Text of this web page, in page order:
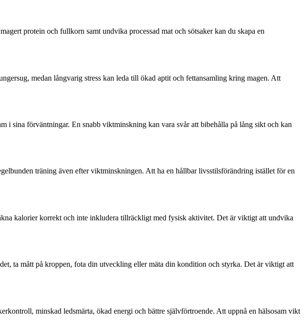
protein och fullkorn samt undvika processad mat och sötsaker kan du skapa en
medan långvarig stress kan leda till ökad aptit och fettansamling kring magen. Att
i sina förväntningar. En snabb viktminskning kan vara svår att bibehålla på lång sikt och kan
träning även efter viktminskningen. Att ha en hållbar livsstilsförändring istället för en
kalorier korrekt och inte inkludera tillräckligt med fysisk aktivitet. Det är viktigt att undvika
ta mått på kroppen, fota din utveckling eller mäta din kondition och styrka. Det är viktigt att
minskad ledsmärta, ökad energi och bättre självförtroende. Att uppnå en hälsosam vikt